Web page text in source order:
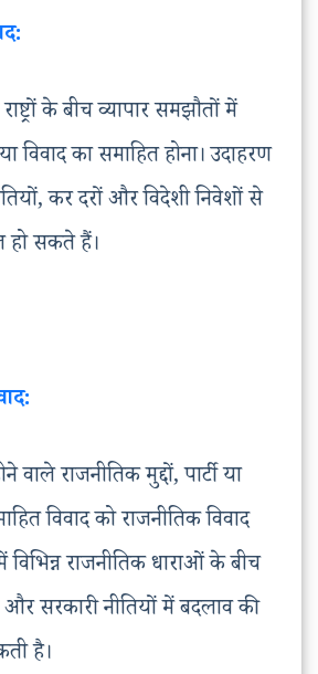
के बीच व्यापार समझौतों में
का समाहित होना। उदाहरण
कर दरों और विदेशी निवेशों से
हो सकते हैं।
वाले राजनीतिक मुद्दों, पार्टी या
विवाद को राजनीतिक विवाद
राजनीतिक धाराओं के बीच
सरकारी नीतियों में बदलाव की
है।